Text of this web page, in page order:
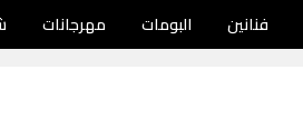
فنانين البومات مهرجانات